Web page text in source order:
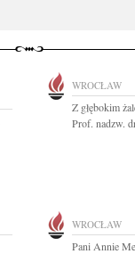
WROCŁAW
Z głębokim
Prof. nadzw.
WROCŁAW
Pani Annie